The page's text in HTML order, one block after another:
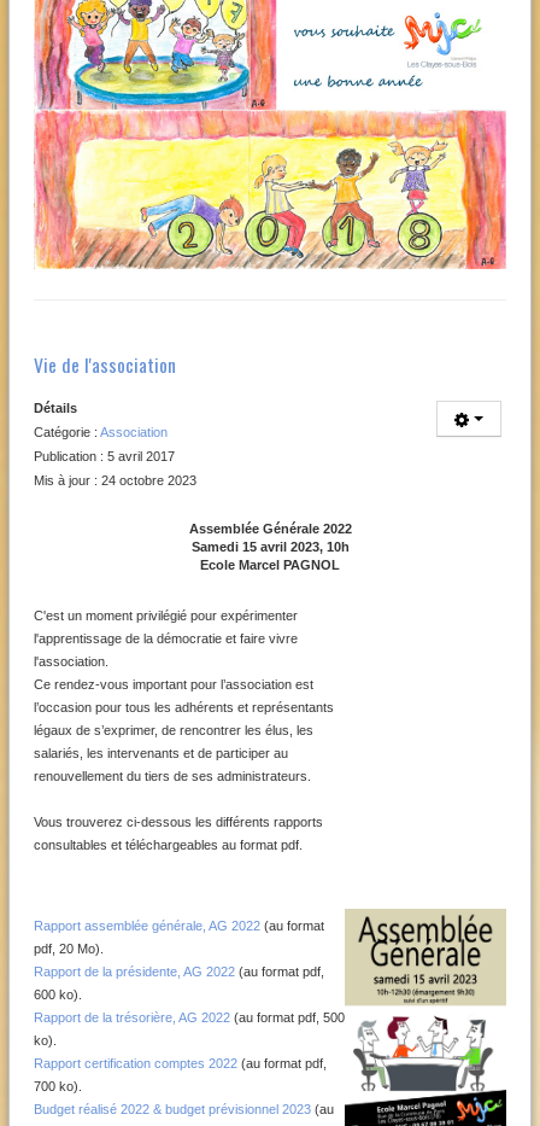
Vie de l'association
Détails
Catégorie : Association
Publication : 5 avril 2017
Mis à jour : 24 octobre 2023
Assemblée Générale 2022
Samedi 15 avril 2023, 10h
Ecole Marcel PAGNOL
C'est un moment privilégié pour expérimenter
l'apprentissage de la démocratie et faire vivre
l'association.
Ce rendez-vous important pour l’association est
l’occasion pour tous les adhérents et représentants
légaux de s’exprimer, de rencontrer les élus, les
salariés, les intervenants et de participer au
renouvellement du tiers de ses administrateurs.
Vous trouverez ci-dessous les différents rapports
consultables et téléchargeables au format pdf.
Rapport assemblée générale, AG 2022 (au format
pdf, 20 Mo).
Rapport de la présidente, AG 2022 (au format pdf,
600 ko).
Rapport de la trésorière, AG 2022 (au format pdf, 500
ko).
Rapport certification comptes 2022 (au format pdf,
700 ko).
Budget réalisé 2022 & budget prévisionnel 2023 (au